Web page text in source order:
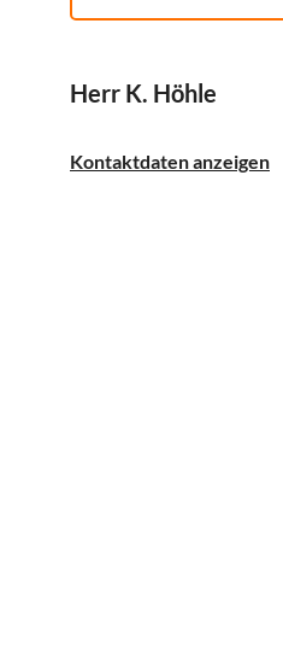
Herr K. Höhle
Kontaktdaten anzeigen